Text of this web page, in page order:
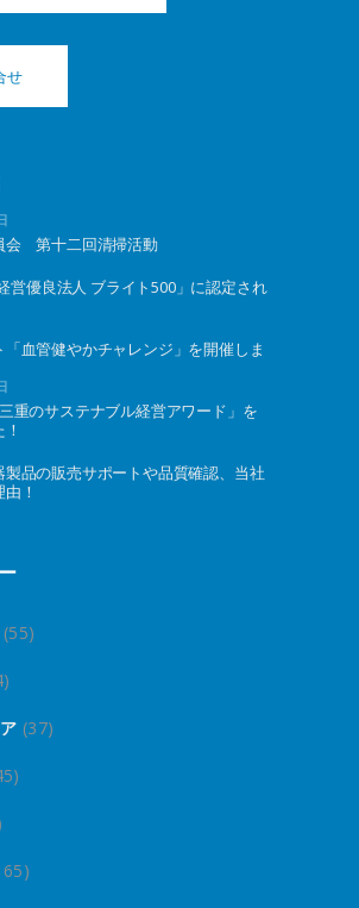
せ
会 第十二回清掃活動
営優良法人 ブライト500」に認定され
血管健やかチャレンジ」を開催しま
重のサステナブル経営アワード」を
製品の販売サポートや品質確認、当社
！
(55)
(37)